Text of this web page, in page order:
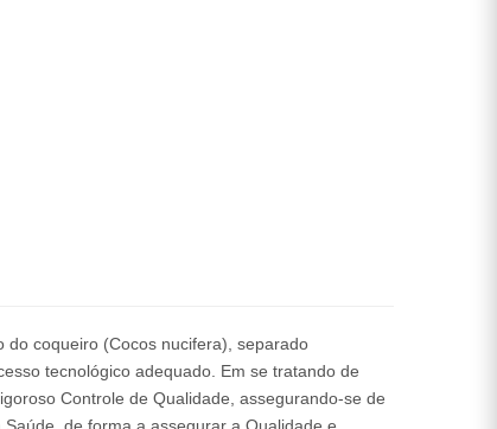
coqueiro (Cocos nucifera), separado
tecnológico adequado. Em se tratando de
Controle de Qualidade, assegurando-se de